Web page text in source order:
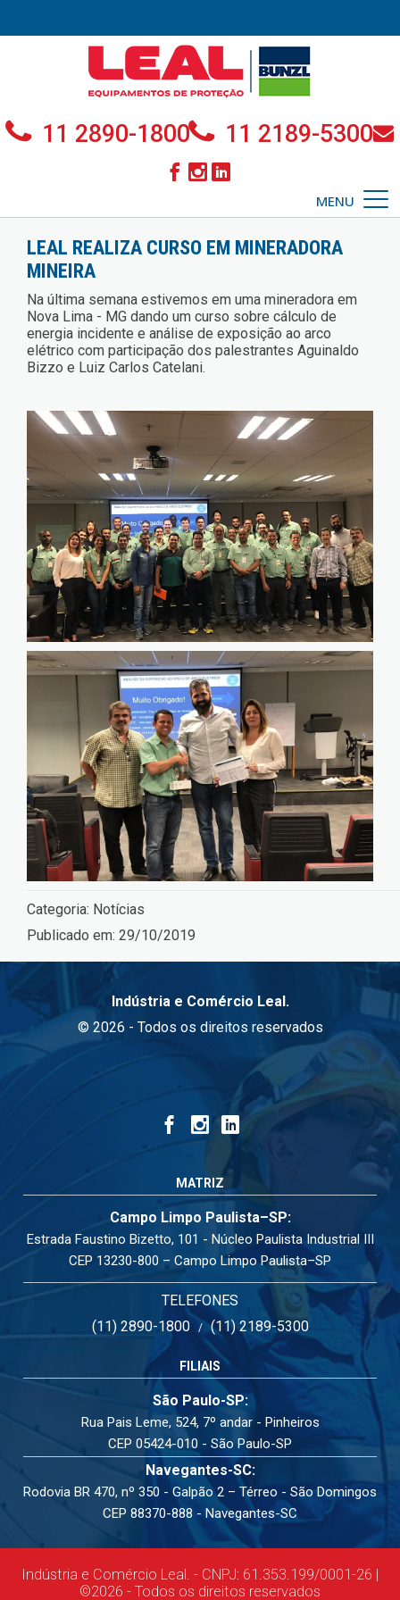
11 2890-1800 11 2189-5300
MENU
LEAL REALIZA CURSO EM MINERADORA
MINEIRA
Na última semana estivemos em uma mineradora em
Nova Lima - MG dando um curso sobre cálculo de
energia incidente e análise de exposição ao arco
elétrico com participação dos palestrantes Aguinaldo
Bizzo e Luiz Carlos Catelani.
Categoria: Notícias
Publicado em: 29/10/2019
Indústria e Comércio Leal.
© 2026 - Todos os direitos reservados
MATRIZ
Campo Limpo Paulista–SP:
Estrada Faustino Bizetto, 101 - Núcleo Paulista Industrial III
CEP 13230-800 – Campo Limpo Paulista–SP
TELEFONES
(11) 2890-1800/(11) 2189-5300
FILIAIS
São Paulo-SP:
Rua Pais Leme, 524, 7º andar - Pinheiros
CEP 05424-010 - São Paulo-SP
Navegantes-SC:
Rodovia BR 470, nº 350 - Galpão 2 – Térreo - São Domingos
CEP 88370-888 - Navegantes-SC
Indústria e Comércio Leal. - CNPJ: 61.353.199/0001-26 |
©2026 - Todos os direitos reservados